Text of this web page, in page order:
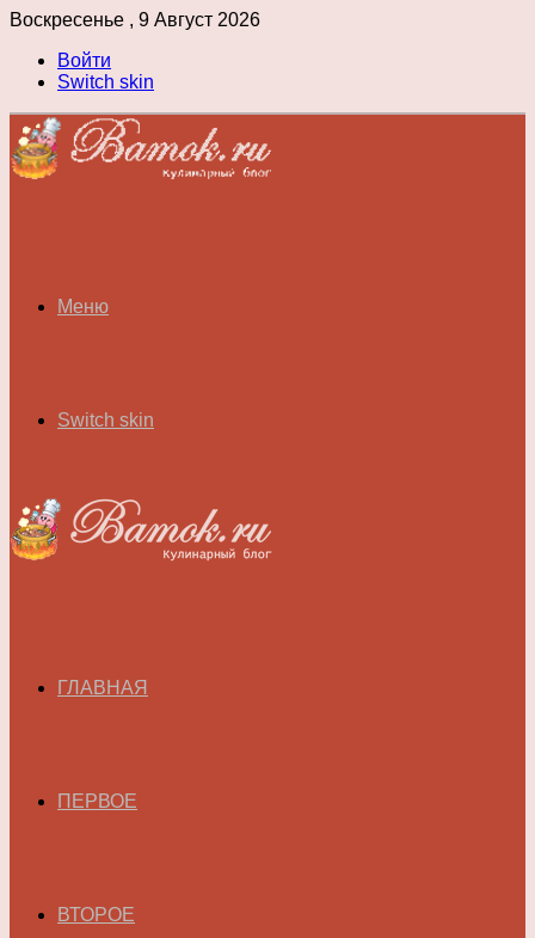
Воскресенье , 9 Август 2026
Войти
Switch skin
Меню
Switch skin
ГЛАВНАЯ
ПЕРВОЕ
ВТОРОЕ